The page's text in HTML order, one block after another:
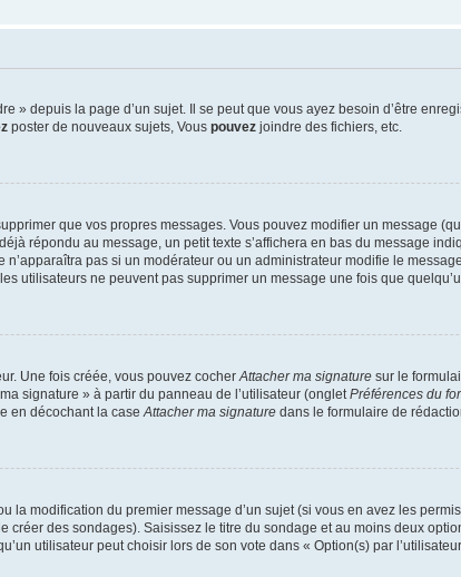
» depuis la page d’un sujet. Il se peut que vous ayez besoin d’être
poster de nouveaux sujets, Vous pouvez joindre des fichiers, etc.
que vos propres messages. Vous pouvez modifier un message
répondu au message, un petit texte s’affichera en bas du message
pas si un modérateur ou un administrateur modifie le
utilisateurs ne peuvent pas supprimer un message une fois que
Une fois créée, vous pouvez cocher Attacher ma signature sur le
signature » à partir du panneau de l’utilisateur (onglet Préférences du
en décochant la case Attacher ma signature dans le formulaire de
la modification du premier message d’un sujet (si vous en avez les
créer des sondages). Saisissez le titre du sondage et au moins deux
utilisateur peut choisir lors de son vote dans « Option(s) par